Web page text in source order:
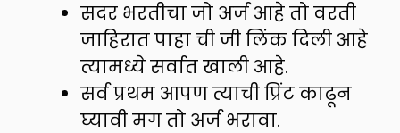
सदर भरतीचा जो अर्ज आहे तो वरती
जाहिरात पाहा ची जी लिंक दिली आहे
त्यामध्ये सर्वात खाली आहे.
सर्व प्रथम आपण त्याची प्रिंट काढून
घ्यावी मग तो अर्ज भरावा.